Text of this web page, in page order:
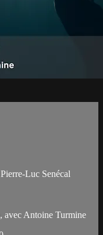
Luc Senécal
avec Antoine Turmine